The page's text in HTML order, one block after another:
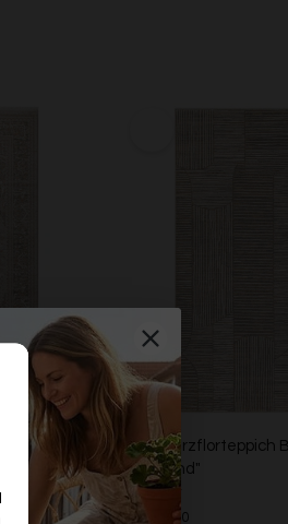
"Soft
Esprit Kurzflorteppich
"Raymond"
ESPRIT
Ab €119,00